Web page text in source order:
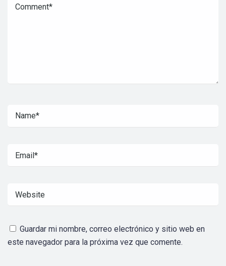
Guardar mi nombre, correo electrónico y sitio web en
este navegador para la próxima vez que comente.